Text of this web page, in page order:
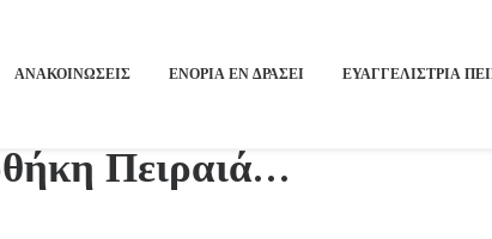
ΑΝΑΚΟΙΝΩΣΕΙΣ ΕΝΟΡΙΑ ΕΝ ΔΡΑΣΕΙ ΕΥΑΓΓΕΛΙΣΤΡΙΑ
Πειραιά…